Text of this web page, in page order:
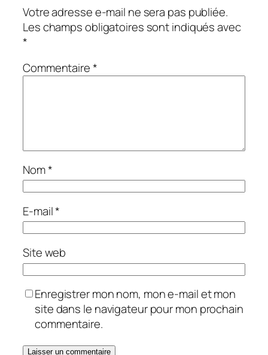
Votre adresse e-mail ne sera pas publiée.
Les champs obligatoires sont indiqués avec
*
Commentaire*
Nom*
E-mail*
Site web
Enregistrer mon nom, mon e-mail et mon
site dans le navigateur pour mon prochain
commentaire.